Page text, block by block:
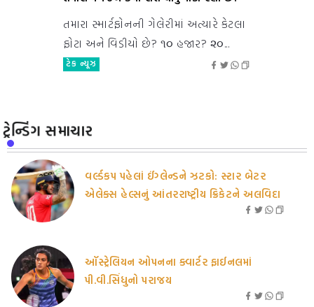
તમારા સ્માર્ટફોનની ગેલેરીમાં અત્યારે કેટલા
ફોટા અને વિડીયો છે? ૧૦ હજાર? ૨૦...
ટેક ન્યૂઝ
ટ્રેન્ડિંગ સમાચાર
વર્લ્ડકપ પહેલાં ઈંગ્લેન્ડને ઝટકો: સ્ટાર બેટર
એલેક્સ હેલ્સનું આંતરરાષ્ટ્રીય ક્રિકેટને અલવિદા
ઑસ્ટ્રેલિયન ઓપનના ક્વાર્ટર ફાઈનલમાં
પી.વી.સિંધુનો પરાજય